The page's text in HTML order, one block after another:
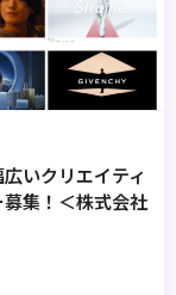
いクリエイティ
集！＜株式会社